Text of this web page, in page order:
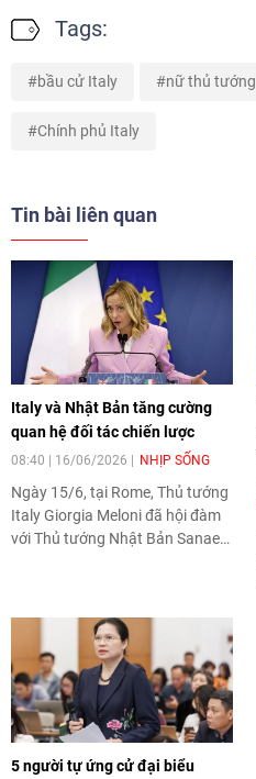
Tags:
bầu cử Italy nữ thủ tướng
Chính phủ Italy
Tin bài liên quan
Italy và Nhật Bản tăng cường
quan hệ đối tác chiến lược
08:40 | 16/06/2026 NHỊP SỐNG
Ngày 15/6, tại Rome, Thủ tướng
Italy Giorgia Meloni đã hội đàm
với Thủ tướng Nhật Bản Sanae
lĩnh vực, nhân dịp kỷ niệm 160
năm thiết lập quan hệ ngoại
giao Italy - Nhật Bản (1866-
2026).
5 người tự ứng cử đại biểu